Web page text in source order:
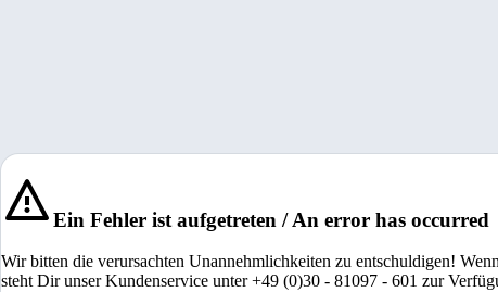
Ein Fehler ist aufgetreten / An error has occurred
Wir bitten die verursachten Unannehmlichkeiten zu entschuldigen!
steht Dir unser Kundenservice unter +49 (0)30 - 81097 - 601 zur